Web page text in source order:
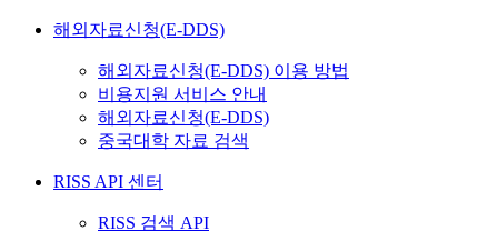
해외자료신청(E-DDS)
해외자료신청(E-DDS) 이용 방법
비용지원 서비스 안내
해외자료신청(E-DDS)
중국대학 자료 검색
RISS API 센터
RISS 검색 API